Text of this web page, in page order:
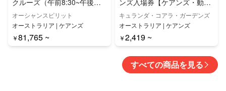
クルーズ（午前8:30~午後
17:00・ケアンズ発）【ミカ
エルマス・ケイ・クルーズ&
スノーケリング】
オーシャンスピリット
オーストラリア | ケアンズ
￥81,765 ~
ンズ入場券【ケアンズ・動物
園】
キュランダ・コアラ・ガーデンズ
オーストラリア | ケアンズ
￥2,419 ~
すべての商品を見る